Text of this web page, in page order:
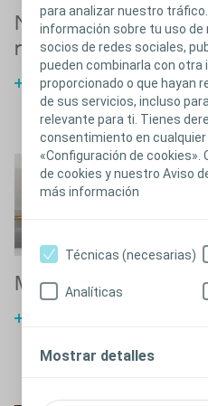
para analizar nuestro
información sobre tu uso
socios de redes sociales,
pueden combinarla con otra
proporcionado o que hayan
de sus servicios, incluso
relevante para ti. Tienes
consentimiento en
«Configuración de
de cookies y nuestro Aviso
más información
Técnicas (necesarias)
Analíticas
Mostrar detalles
Niñas en silla de
ruedas
Guía de SpeediCath ®Compact
Mujeres